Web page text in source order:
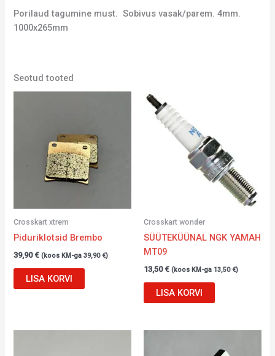
Porilaud tagumine must. Sobivus vasak/parem. 4mm.
1000x265mm
Seotud tooted
Crosskart xtrem
Piduriklotsid Brembo
39,90€ (koos KM-ga39,90 €)
LISA KORVI
Crosskart wonder
SÜÜTEKÜÜNAL NGK YAMAH
MT09
13,50€ (koos KM-ga 13,50 €)
LISA KORVI